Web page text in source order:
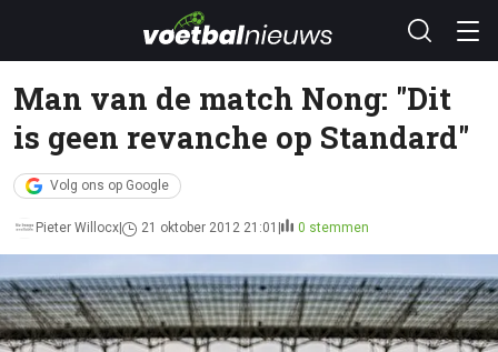
Man van de match Nong: "Dit
is geen revanche op Standard"
Volg ons op Google
Pieter Willocx 21 oktober 2012 21:01 0 stemmen